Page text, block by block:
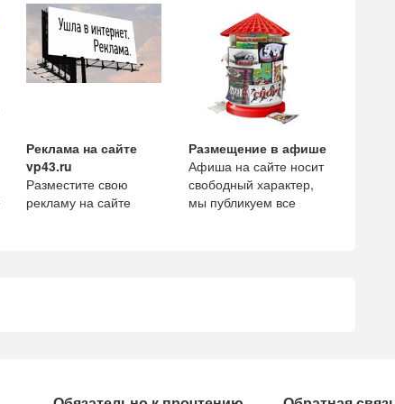
поисковой оптимизаци
телефоны экстренных
служб и те
Реклама на сайте
vp43.ru
Разместите свою
рекламу на сайте
Размещение в афише
Афиша на сайте носит
свободный характер,
мы публикуем все